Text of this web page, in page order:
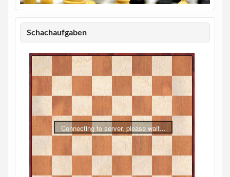
Schachaufgaben